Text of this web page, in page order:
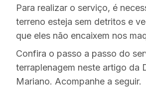
Para realizar o serviço, é
terreno esteja sem detritos e
que eles não encaixem nos
Confira o passo a passo do
terraplenagem neste artigo da
Mariano. Acompanhe a seguir.